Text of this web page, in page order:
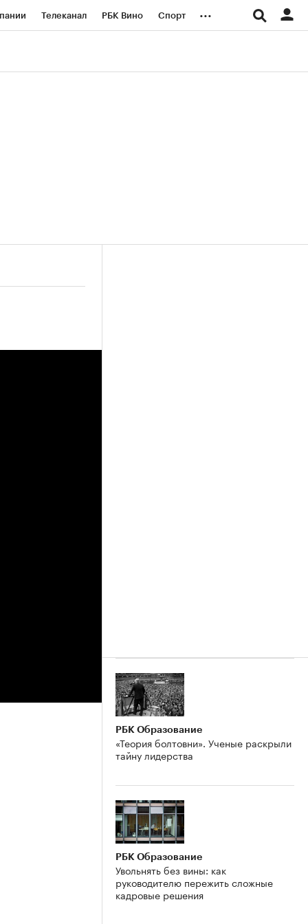
Телеканал РБК Вино Спорт ...
РБК Образование
«Теория болтовни». Ученые раскрыли
тайну лидерства
РБК Образование
Увольнять без вины: как
руководителю пережить сложные
кадровые решения